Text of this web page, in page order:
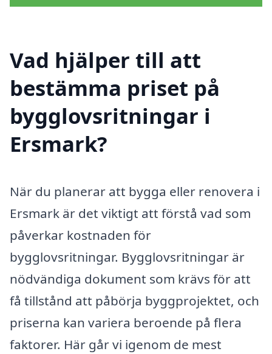
Vad hjälper till att
bestämma priset på
bygglovsritningar i
Ersmark?
När du planerar att bygga eller renovera i
Ersmark är det viktigt att förstå vad som
påverkar kostnaden för
bygglovsritningar. Bygglovsritningar är
nödvändiga dokument som krävs för att
få tillstånd att påbörja byggprojektet, och
priserna kan variera beroende på flera
faktorer. Här går vi igenom de mest